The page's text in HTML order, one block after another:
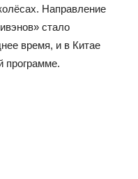
Направление
стало
время, и в Китае
программе.